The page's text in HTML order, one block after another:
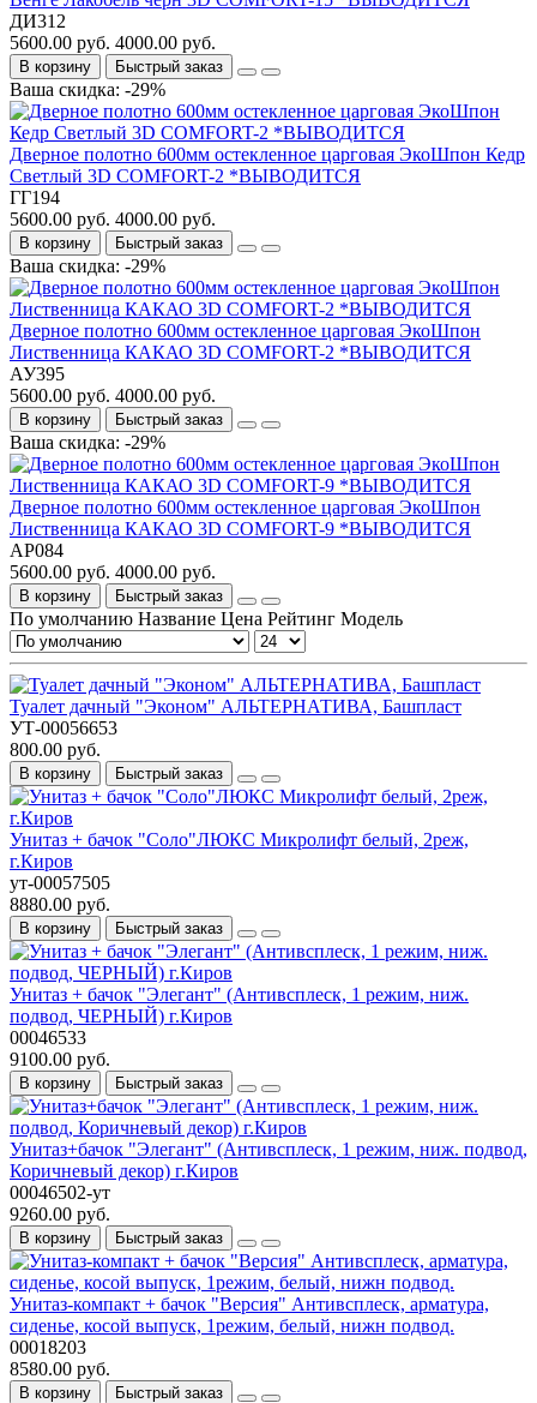
ДИ312
5600.00 руб. 4000.00 руб.
В корзину Быстрый заказ
Ваша скидка: -29%
Дверное полотно 600мм остекленное царговая ЭкоШпон Кедр
Светлый 3D COMFORT-2 *ВЫВОДИТСЯ
ГГ194
5600.00 руб. 4000.00 руб.
В корзину Быстрый заказ
Ваша скидка: -29%
Дверное полотно 600мм остекленное царговая ЭкоШпон
Лиственница КАКАО 3D COMFORT-2 *ВЫВОДИТСЯ
АУ395
5600.00 руб. 4000.00 руб.
В корзину Быстрый заказ
Ваша скидка: -29%
Дверное полотно 600мм остекленное царговая ЭкоШпон
Лиственница КАКАО 3D COMFORT-9 *ВЫВОДИТСЯ
АР084
5600.00 руб. 4000.00 руб.
В корзину Быстрый заказ
По умолчанию Название Цена Рейтинг Модель
Туалет дачный "Эконом" АЛЬТЕРНАТИВА, Башпласт
УТ-00056653
800.00 руб.
В корзину Быстрый заказ
Унитаз + бачок "Соло"ЛЮКС Микролифт белый, 2реж,
г.Киров
ут-00057505
8880.00 руб.
В корзину Быстрый заказ
Унитаз + бачок "Элегант" (Антивсплеск, 1 режим, ниж.
подвод, ЧЕРНЫЙ) г.Киров
00046533
9100.00 руб.
В корзину Быстрый заказ
Унитаз+бачок "Элегант" (Антивсплеск, 1 режим, ниж. подвод,
Коричневый декор) г.Киров
00046502-ут
9260.00 руб.
В корзину Быстрый заказ
Унитаз-компакт + бачок "Версия" Антивсплеск, арматура,
сиденье, косой выпуск, 1режим, белый, нижн подвод.
00018203
8580.00 руб.
В корзину Быстрый заказ